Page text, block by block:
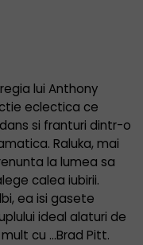
lui Anthony
eclectica ce
si franturi dintr-o
Raluka, mai
la lumea sa
calea iubirii.
ea isi gasete
ideal alaturi de
cu …Brad Pitt.